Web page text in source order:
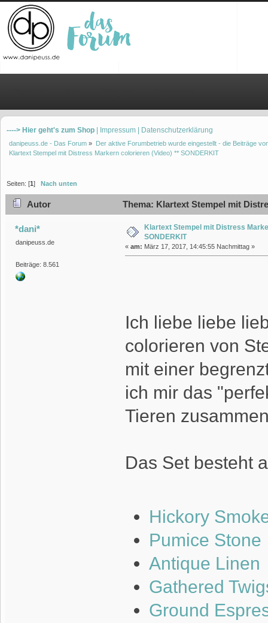
----> Hier geht's zum Shop | Impressum | Datenschutzerklärung
danipeuss.de - Das Forum » Der aktive Forumbetrieb wurde eingestellt - die Beiträge
Klartext Stempel mit Distress Markern colorieren (Video) ** SONDERKIT
Seiten: [1] Nach unten
Autor Thema: Klartext Stempel mit
*dani*
danipeuss.de
Beiträge: 8.561
Klartext Stempel mit Distress
SONDERKIT
« am: März 17, 2017, 14:45:55 Nachmittag »
Ich liebe liebe
colorieren von
mit einer
ich mir das
Tieren
Das Set besteht
Hickory
Pumice Stone
Antique Linen
Gathered
Ground